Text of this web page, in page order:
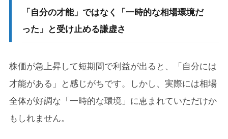
「自分の才能」ではなく「一時的な相場環境だ
った」と受け止める謙虚さ
株価が急上昇して短期間で利益が出ると、「自分には
才能がある」と感じがちです。しかし、実際には相場
全体が好調な「一時的な環境」に恵まれていただけか
もしれません。